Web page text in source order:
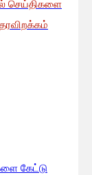
செய்திகளை
கேட்டு